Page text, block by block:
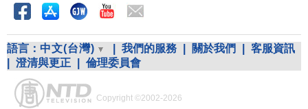
語言： 中文(台灣) 我們的服務 關於我們
客服資訊
澄清與更正 倫理委員會
Copyright ©2002-2026